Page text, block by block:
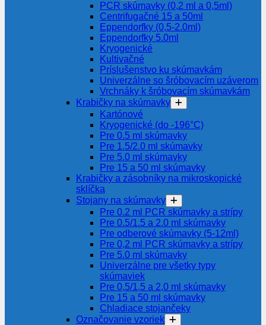
PCR skúmavky (0,2 ml a 0,5ml)
Centrifugačné 15 a 50ml
Eppendorfky (0,5-2.0ml)
Eppendorfky 5.0ml
Kryogenické
Kultivačné
Príslušenstvo ku skúmavkám
Univerzálne so šróbovacím uzáverom
Vrchnáky k šróbovacím skúmavkám
Krabičky na skúmavky
Kartónové
Kryogenické (do -196°C)
Pre 0.5 ml skúmavky
Pre 1.5/2.0 ml skúmavky
Pre 5.0 ml skúmavky
Pre 15 a 50 ml skúmavky
Krabičky a zásobníky na mikroskopické
sklíčka
Stojany na skúmavky
Pre 0.2 ml PCR skúmavky a strípy
Pre 0.5/1.5 a 2.0 ml skúmavky
Pre odberové skúmavky (5-12ml)
Pre 0,2 ml PCR skúmavky a strípy
Pre 5.0 ml skúmavky
Univerzálne pre všetky typy
skúmaviek
Pre 0,5/1,5 a 2,0 ml skúmavky
Pre 15 a 50 ml skúmavky
Chladiace stojančeky
Označovanie vzoriek